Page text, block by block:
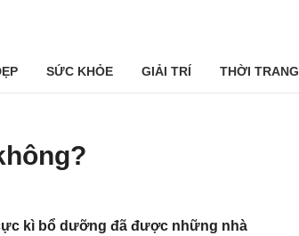
SỨC KHỎE GIẢI TRÍ THỜI TRANG
kì bổ dưỡng đã được những nhà